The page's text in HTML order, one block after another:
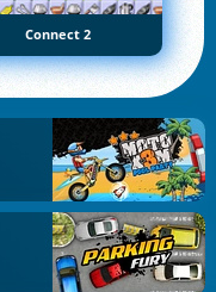
Connect 2